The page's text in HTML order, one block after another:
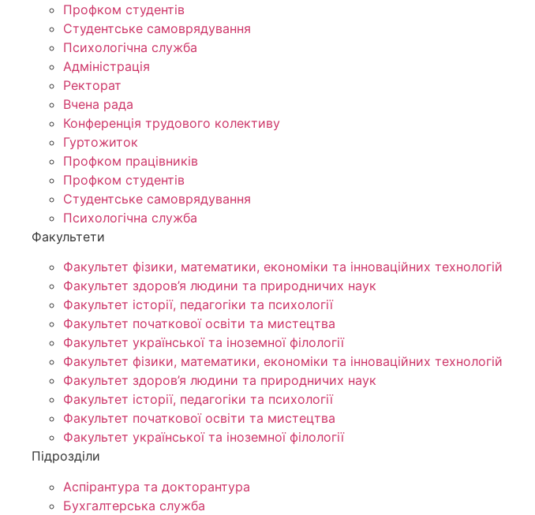
Профком студентів
Студентське самоврядування
Психологічна служба
Адміністрація
Ректорат
Вчена рада
Конференція трудового колективу
Гуртожиток
Профком працівників
Профком студентів
Студентське самоврядування
Психологічна служба
Факультети
Факультет фізики, математики, економіки та інноваційних технологій
Факультет здоров’я людини та природничих наук
Факультет історії, педагогіки та психології
Факультет початкової освіти та мистецтва
Факультет української та іноземної філології
Факультет фізики, математики, економіки та інноваційних технологій
Факультет здоров’я людини та природничих наук
Факультет історії, педагогіки та психології
Факультет початкової освіти та мистецтва
Факультет української та іноземної філології
Підрозділи
Аспірантура та докторантура
Бухгалтерська служба